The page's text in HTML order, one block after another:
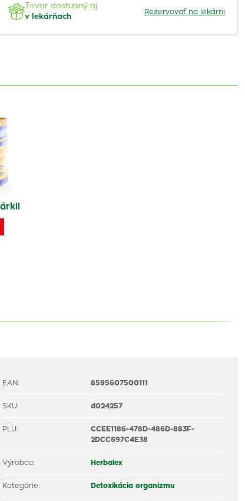
Tovar dostupný aj
v lekárňach
Rezervovať na lekárni
EAN: 8595607500111
SKU: d024257
PLU:
CCEE1186-478D-486D-883F-
2DCC697C4E38
Výrobca: Herbalex
Kategórie: Detoxikácia organizmu